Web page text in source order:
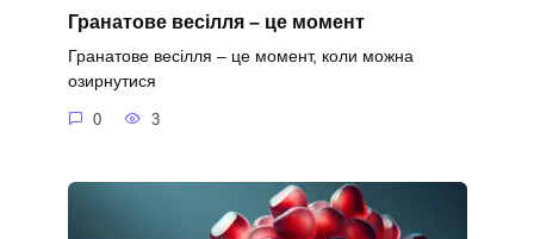
Гранатове весілля – це момент
Гранатове весілля – це момент, коли можна
озирнутися
0 3